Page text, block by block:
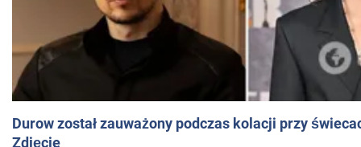
Durow został zauważony podczas kolacji przy
Zdjęcie